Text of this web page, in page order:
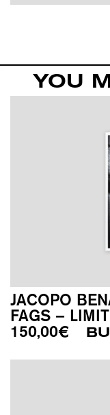
YOU
JACOPO
FAGS –
150,00€